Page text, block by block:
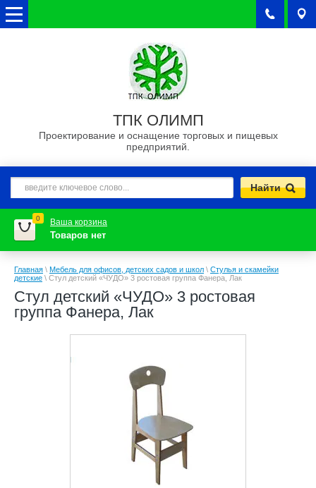
ТПК ОЛИМП
Проектирование и оснащение торговых и пищевых
предприятий.
0 Ваша корзина
Товаров нет
Главная \ Мебель для офисов, детских садов и школ \ Стулья и скамейки
детские \ Стул детский «ЧУДО» 3 ростовая группа Фанера, Лак
Стул детский «ЧУДО» 3 ростовая
группа Фанера, Лак